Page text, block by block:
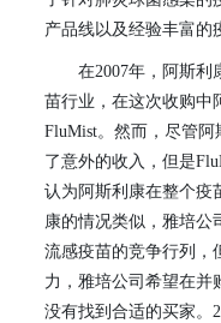
产品线以及经验丰富的
在2007年，阿斯利
苗行业，在这次收购中
FluMist。然而，尽管阿
了意外的收入，但是
认为阿斯利康在整个疫
康的情况类似，雅培公
流感疫苗的竞争行列，
力，雅培公司希望在并
没有找到合适的买家。